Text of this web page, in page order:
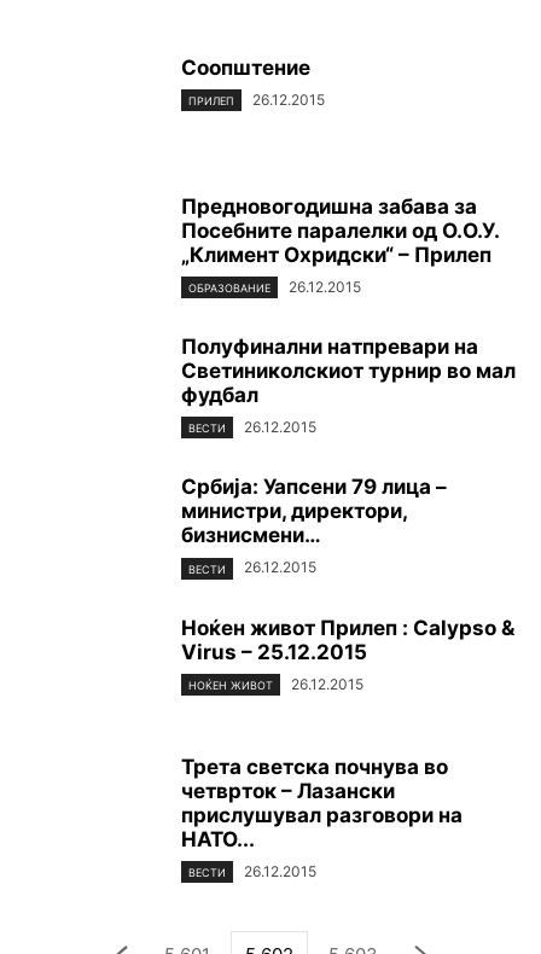
Соопштение
ПРИЛЕП 26.12.2015
Предновогодишна забава за
Посебните паралелки од О.О.У.
„Климент Охридски“ – Прилеп
ОБРАЗОВАНИЕ 26.12.2015
Полуфинални натпревари на
Светиниколскиот турнир во мал
фудбал
ВЕСТИ 26.12.2015
Србија: Уапсени 79 лица –
министри, директори,
бизнисмени…
ВЕСТИ 26.12.2015
Ноќен живот Прилеп : Calypso &
Virus – 25.12.2015
НОЌЕН ЖИВОТ 26.12.2015
Трета светска почнува во
четврток – Лазански
прислушувал разговори на
НАТО...
ВЕСТИ 26.12.2015